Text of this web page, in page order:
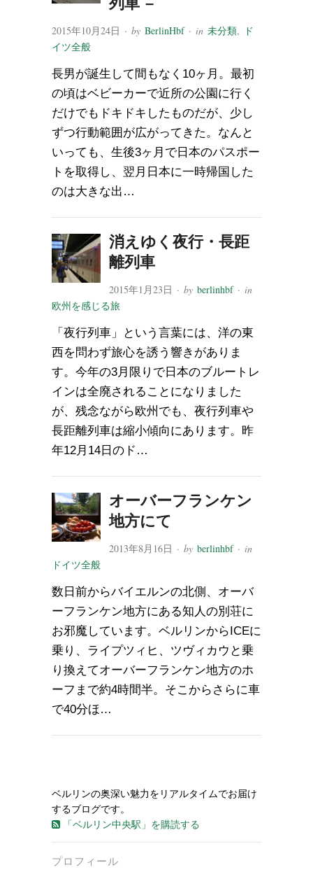
2015年10月24日 · by BerlinHbf· in 未分類,
ド
イツ全般
長男が誕生して間もなく10ヶ月。最初
の頃はベビーカーで近所の公園に行く
だけでもドキドキしたものだが、少し
ずつ行動範囲が広がってきた。なんと
いっても、生後3ヶ月で日本のパスポー
トを取得し、翌月日本に一時帰国した
のは大きな出…
消えゆく夜行・長距
離列車
2015年1月23日 · byberlinhbf· in
欧州を感じる旅
「夜行列車」という言葉には、洋の東
西を問わず旅心を誘う響きがありま
す。今年の3月限りで日本のブルートレ
インは全廃されることになりました
が、残念ながら欧州でも、夜行列車や
長距離列車は縮小傾向にあります。昨
年12月14日のド…
オーバーフランケン
地方にて
2013年8月16日 · byberlinhbf· in
ドイツ全般
数日前からバイエルンの北側、オーバ
ーフランケン地方にある知人の別荘に
お邪魔しています。ベルリンからICEに
乗り、ライプツィヒ、ツヴィカウと乗
り換えてオーバーフランケン地方のホ
ーフまで約4時間半。そこからさらに車
で40分ほ…
ベルリンの奥深い魅力をリアルタイムでお届け
するブログです。
「ベルリン中央駅」を購読する
プロフィール